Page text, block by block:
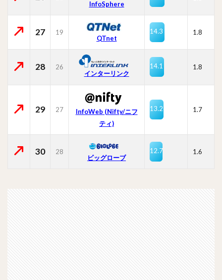
InfoSphere
27 19
QTnet
14.3 1.8
28
26
インターリンク
14.1 1.8
29 27
InfoWeb (Nifty/ニフ
ティ)
13.2 1.7
30 28
ビッグローブ
12.7 1.6